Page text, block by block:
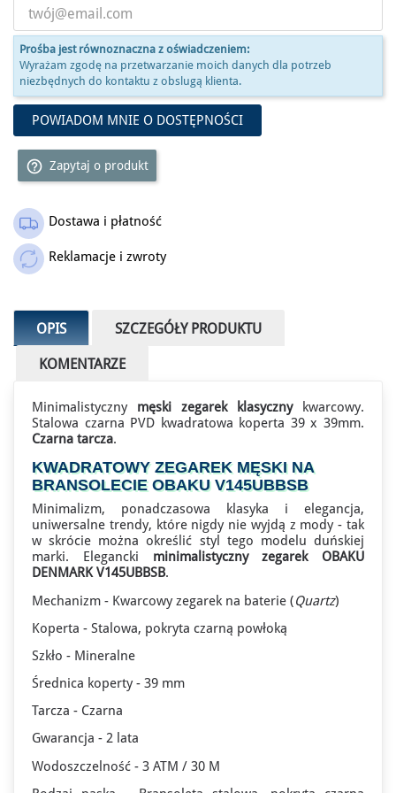
Outlet
Prośba jest równoznaczna z oświadczeniem:
Wyrażam zgodę na przetwarzanie moich danych dla potrzeb
niezbędnych do kontaktu z obslugą klienta.
POWIADOM MNIE O DOSTĘPNOŚCI
help_outline Zapytaj o produkt
Dostawa i płatność
Reklamacje i zwroty
OPIS SZCZEGÓŁY PRODUKTU
KOMENTARZE
Minimalistyczny męski zegarek klasycznykwarcowy.
Stalowa czarna PVD kwadratowa koperta 39 x 39mm.
Czarna tarcza.
KWADRATOWY ZEGAREK MĘSKI NA
BRANSOLECIE OBAKU V145UBBSB
Minimalizm, ponadczasowa klasyka i elegancja,
uniwersalne trendy, które nigdy nie wyjdą z mody - tak
w skrócie można określić styl tego modelu duńskiej
marki. Elegancki minimalistyczny zegarek OBAKU
DENMARK V145UBBSB.
Mechanizm - Kwarcowy zegarek na baterie (Quartz)
Koperta - Stalowa, pokryta czarną powłoką
Szkło - Mineralne
Średnica koperty - 39 mm
Tarcza - Czarna
Gwarancja - 2 lata
Wodoszczelność - 3 ATM / 30 M